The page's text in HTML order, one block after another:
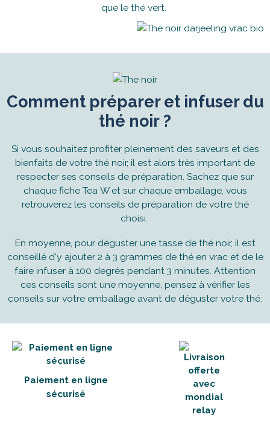
que le thé vert.
Comment préparer et infuser du
thé noir ?
Si vous souhaitez profiter pleinement des saveurs et des
bienfaits de votre thé noir, il est alors très important de
respecter ses conseils de préparation. Sachez que sur
chaque fiche Tea W et sur chaque emballage, vous
retrouverez les conseils de préparation de votre thé
choisi.
En moyenne, pour déguster une tasse de thé noir, il est
conseillé d'y ajouter 2 à 3 grammes de thé en vrac et de le
faire infuser à 100 degrés pendant 3 minutes. Attention
ces conseils sont une moyenne, pensez à vérifier les
conseils sur votre emballage avant de déguster votre thé.
Paiement en ligne
sécurisé